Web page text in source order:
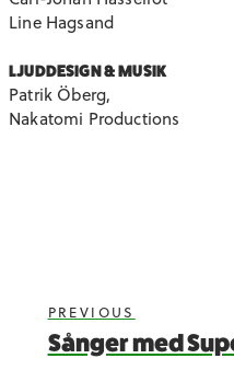
Line Hagsand
LJUDDESIGN & MUSIK
Patrik Öberg,
Nakatomi Productions
PREVIOUS
Sånger med